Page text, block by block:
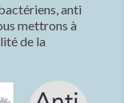
anti
mettrons à
de la